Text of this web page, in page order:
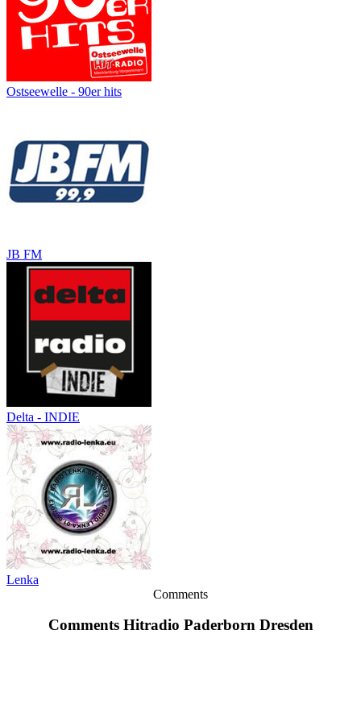
Ostseewelle - 90er hits
JB FM
Delta - INDIE
Lenka
Comments
Comments Hitradio Paderborn Dresden